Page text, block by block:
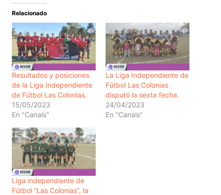
Relacionado
Resultados y posiciones
de la Liga Independiente
de Fútbol Las Colonias.
15/05/2023
En "Canals"
La Liga Independiente de
Fútbol Las Colonias
disputó la sexta fecha.
24/04/2023
En "Canals"
Liga independiente de
Fútbol “Las Colonias”, la